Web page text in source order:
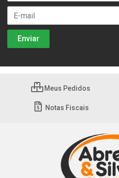
Meus Pedidos
Notas Fiscais